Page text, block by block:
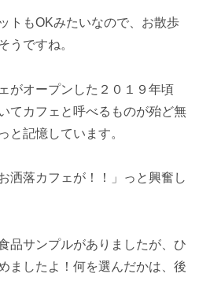
トもOKみたいなので、お散歩
うですね。
がオープンした２０１９年頃
てカフェと呼べるものが殆ど無
と記憶しています。
洒落カフェが！！」っと興奮し
品サンプルがありましたが、ひ
ましたよ！何を選んだかは、後